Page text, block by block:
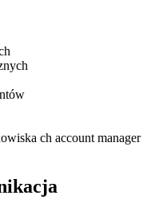
ch account manager